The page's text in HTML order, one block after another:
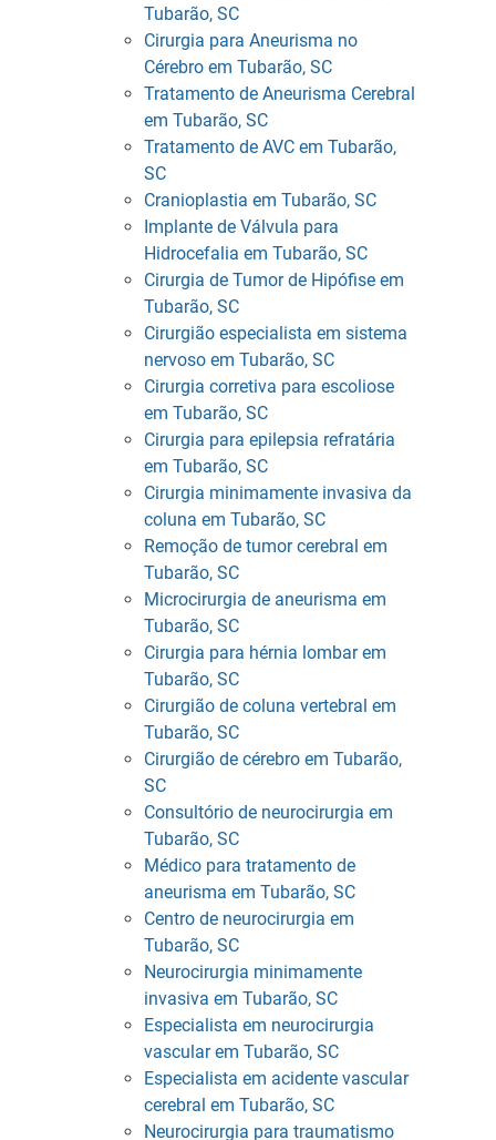
Tubarão, SC
Cirurgia para Aneurisma no
Cérebro em Tubarão, SC
Tratamento de Aneurisma Cerebral
em Tubarão, SC
Tratamento de AVC em Tubarão,
SC
Cranioplastia em Tubarão, SC
Implante de Válvula para
Hidrocefalia em Tubarão, SC
Cirurgia de Tumor de Hipófise em
Tubarão, SC
Cirurgião especialista em sistema
nervoso em Tubarão, SC
Cirurgia corretiva para escoliose
em Tubarão, SC
Cirurgia para epilepsia refratária
em Tubarão, SC
Cirurgia minimamente invasiva da
coluna em Tubarão, SC
Remoção de tumor cerebral em
Tubarão, SC
Microcirurgia de aneurisma em
Tubarão, SC
Cirurgia para hérnia lombar em
Tubarão, SC
Cirurgião de coluna vertebral em
Tubarão, SC
Cirurgião de cérebro em Tubarão,
SC
Consultório de neurocirurgia em
Tubarão, SC
Médico para tratamento de
aneurisma em Tubarão, SC
Centro de neurocirurgia em
Tubarão, SC
Neurocirurgia minimamente
invasiva em Tubarão, SC
Especialista em neurocirurgia
vascular em Tubarão, SC
Especialista em acidente vascular
cerebral em Tubarão, SC
Neurocirurgia para traumatismo